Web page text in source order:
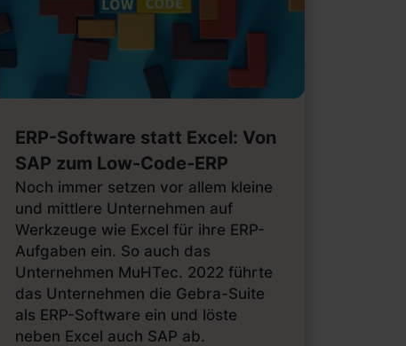
ERP-Software statt Excel: Von
SAP zum Low-Code-ERP
Noch immer setzen vor allem kleine
und mittlere Unternehmen auf
Werkzeuge wie Excel für ihre ERP-
Aufgaben ein. So auch das
Unternehmen MuHTec. 2022 führte
das Unternehmen die Gebra-Suite
als ERP-Software ein und löste
neben Excel auch SAP ab.